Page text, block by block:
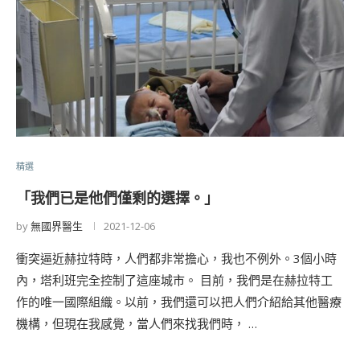
精選
「我們已是他們僅剩的選擇。」
by無國界醫生 2021-12-06
衝突逼近赫拉特時，人們都非常擔心，我也不例外。3個小時
內，塔利班完全控制了這座城市。 目前，我們是在赫拉特工
作的唯一國際組織。以前，我們還可以把人們介紹給其他醫療
機構，但現在我感覺，當人們來找我們時， …